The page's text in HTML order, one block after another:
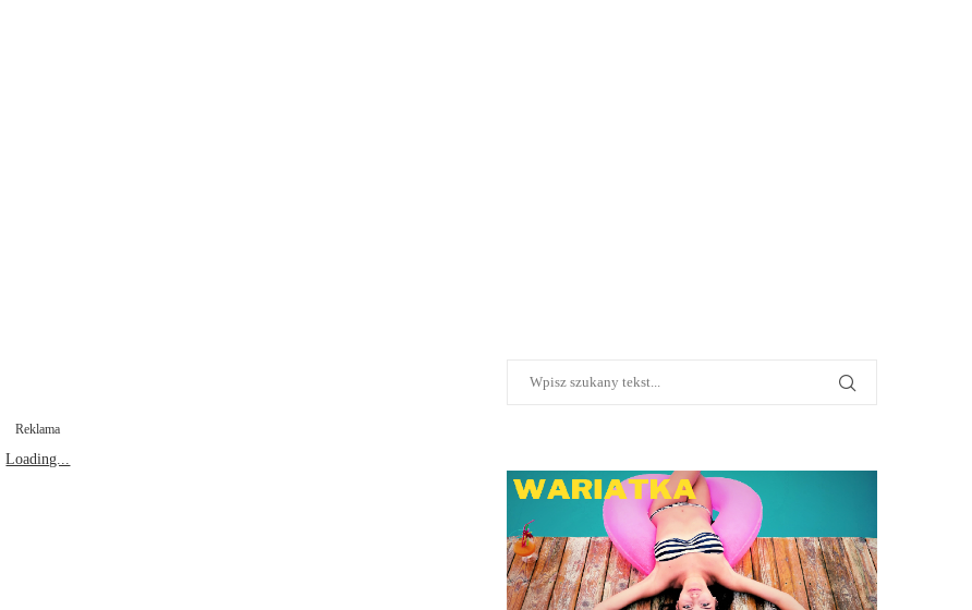
Reklama
Loading...